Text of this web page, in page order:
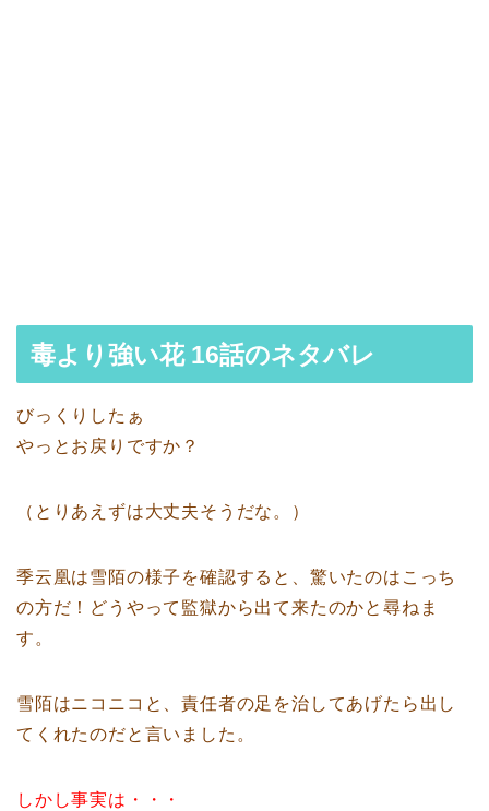
毒より強い花 16話のネタバレ
びっくりしたぁ
やっとお戻りですか？
（とりあえずは大丈夫そうだな。）
季云凰は雪陌の様子を確認すると、驚いたのはこっち
の方だ！どうやって監獄から出て来たのかと尋ねま
す。
雪陌はニコニコと、責任者の足を治してあげたら出し
てくれたのだと言いました。
しかし事実は・・・